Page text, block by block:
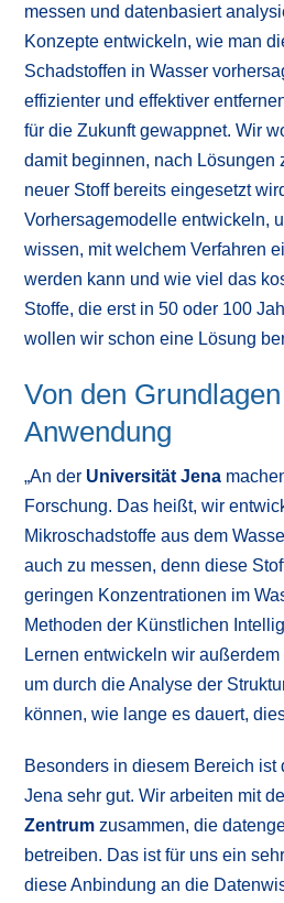
messen und datenbasiert
Konzepte entwickeln, wie man
Schadstoffen in Wasser
effizienter und effektiver
für die Zukunft gewappnet. Wir
damit beginnen, nach Lösungen
neuer Stoff bereits eingesetzt
Vorhersagemodelle entwickeln,
wissen, mit welchem Verfahren
werden kann und wie viel das
Stoffe, die erst in 50 oder 100
wollen wir schon eine Lösung
Von den
Anwendung
„An der Universität Jena
Forschung. Das heißt, wir
Mikroschadstoffe aus dem
auch zu messen, denn diese
geringen Konzentrationen im
Methoden der Künstlichen
Lernen entwickeln wir
um durch die Analyse der
können, wie lange es dauert,
Besonders in diesem Bereich ist
Jena sehr gut. Wir arbeiten mit
Zentrum zusammen, die
betreiben. Das ist für uns ein
diese Anbindung an die